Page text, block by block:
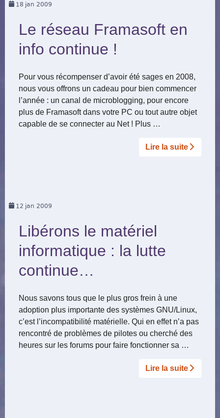
18 jan 2009
Le réseau Framasoft en
info continue !
Pour vous récompenser d’avoir été sages en 2008,
nous vous offrons un cadeau pour bien commencer
l’année : un canal de microblogging, pour encore
plus de Framasoft dans votre PC ou tout autre objet
capable de se connecter au Net ! Plus …
Lire la suite­­
12 jan 2009
Libérons le matériel
informatique : la lutte
continue…
Nous savons tous que le plus gros frein à une
adoption plus importante des systèmes GNU/Linux,
c’est l’incompatibilité matérielle. Qui en effet n’a pas
rencontré de problèmes de pilotes ou cherché des
heures sur les forums pour faire fonctionner sa …
Lire la suite­­